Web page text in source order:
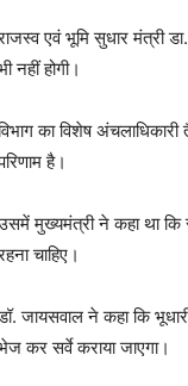
एवं भूमि सुधार मंत्री
नहीं होगी।
का विशेष
है।
मुख्यमंत्री ने कहा था कि
चाहिए।
जायसवाल ने कहा कि
कर सर्वे कराया जाएगा।